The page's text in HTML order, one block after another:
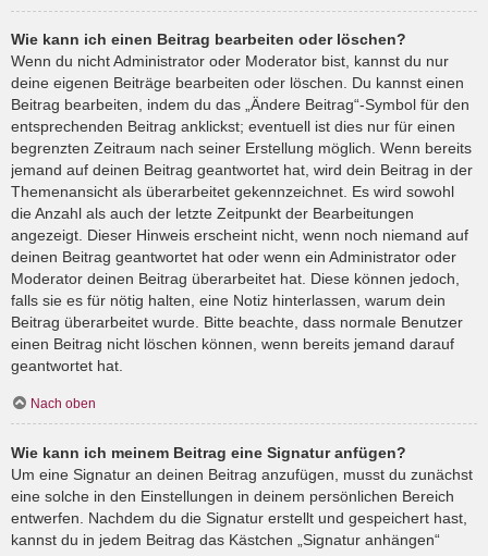
Wie kann ich einen Beitrag bearbeiten oder löschen?
Wenn du nicht Administrator oder Moderator bist, kannst du nur
deine eigenen Beiträge bearbeiten oder löschen. Du kannst einen
Beitrag bearbeiten, indem du das „Ändere Beitrag“-Symbol für den
entsprechenden Beitrag anklickst; eventuell ist dies nur für einen
begrenzten Zeitraum nach seiner Erstellung möglich. Wenn bereits
jemand auf deinen Beitrag geantwortet hat, wird dein Beitrag in der
Themenansicht als überarbeitet gekennzeichnet. Es wird sowohl
die Anzahl als auch der letzte Zeitpunkt der Bearbeitungen
angezeigt. Dieser Hinweis erscheint nicht, wenn noch niemand auf
deinen Beitrag geantwortet hat oder wenn ein Administrator oder
Moderator deinen Beitrag überarbeitet hat. Diese können jedoch,
falls sie es für nötig halten, eine Notiz hinterlassen, warum dein
Beitrag überarbeitet wurde. Bitte beachte, dass normale Benutzer
einen Beitrag nicht löschen können, wenn bereits jemand darauf
geantwortet hat.
Nach oben
Wie kann ich meinem Beitrag eine Signatur anfügen?
Um eine Signatur an deinen Beitrag anzufügen, musst du zunächst
eine solche in den Einstellungen in deinem persönlichen Bereich
entwerfen. Nachdem du die Signatur erstellt und gespeichert hast,
kannst du in jedem Beitrag das Kästchen „Signatur anhängen“